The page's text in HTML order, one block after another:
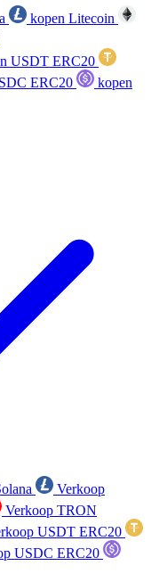
kopen Litecoin
USDT ERC20
ERC20
kopen
Verkoop
Verkoop TRON
USDT ERC20
USDC ERC20